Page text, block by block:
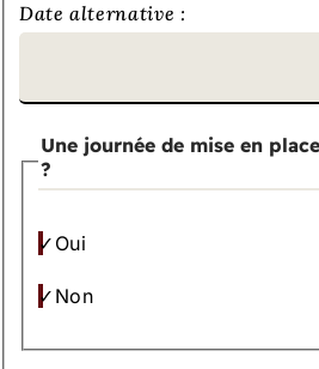
Date alternative :
Une journée de mise en
?
Oui
Non